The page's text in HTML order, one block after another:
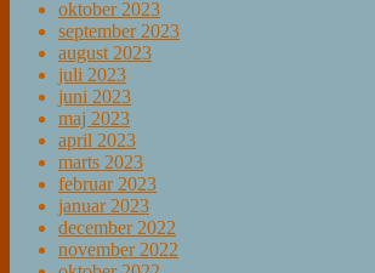
oktober 2023
september 2023
august 2023
juli 2023
juni 2023
maj 2023
april 2023
marts 2023
februar 2023
januar 2023
december 2022
november 2022